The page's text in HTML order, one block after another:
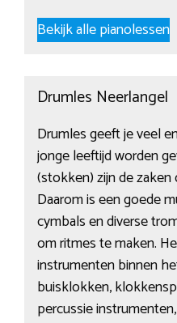
Bekijk alle pianolessen
Drumles Neerlangel
Drumles geeft je veel
jonge leeftijd worden
(stokken) zijn de zaken
Daarom is een goede
cymbals en diverse
om ritmes te maken.
instrumenten binnen
buisklokken,
percussie